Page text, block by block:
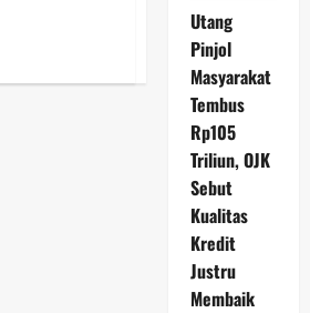
Utang
Pinjol
Masyarakat
Tembus
Rp105
Triliun, OJK
Sebut
Kualitas
Kredit
Justru
Membaik